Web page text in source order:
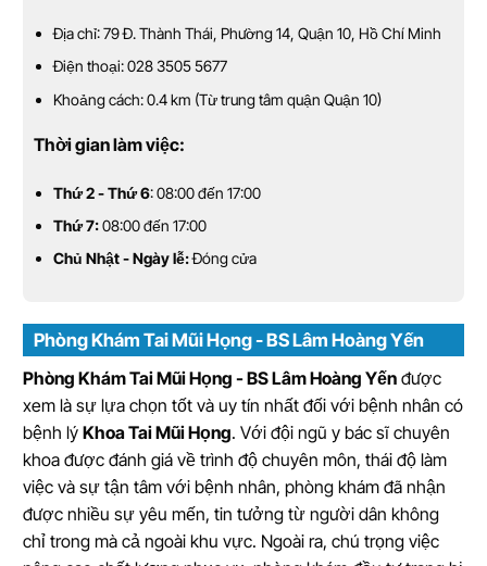
Địa chỉ: 79 Đ. Thành Thái, Phường 14, Quận 10, Hồ Chí Minh
Điện thoại: 028 3505 5677
Khoảng cách: 0.4 km (Từ trung tâm quận Quận 10)
Thời gian làm việc:
Thứ 2 - Thứ 6: 08:00 đến 17:00
Thứ 7:08:00 đến 17:00
Chủ Nhật - Ngày lễ:Đóng cửa
Phòng Khám Tai Mũi Họng - BS Lâm Hoàng Yến
Phòng Khám Tai Mũi Họng - BS Lâm Hoàng Yến được
xem là sự lựa chọn tốt và uy tín nhất đối với bệnh nhân có
bệnh lý Khoa Tai Mũi Họng. Với đội ngũ y bác sĩ chuyên
khoa được đánh giá về trình độ chuyên môn, thái độ làm
việc và sự tận tâm với bệnh nhân, phòng khám đã nhận
được nhiều sự yêu mến, tin tưởng từ người dân không
chỉ trong mà cả ngoài khu vực. Ngoài ra, chú trọng việc